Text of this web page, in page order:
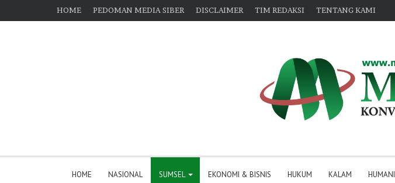
HOME PEDOMAN MEDIA SIBER DISCLAIMER TIM REDAKSI TENTANG KAMI
HOME NASIONAL SUMSEL EKONOMI & BISNIS HUKUM KALAM